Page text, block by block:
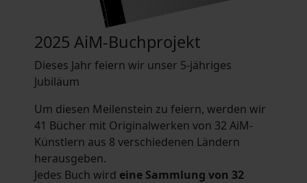
2025 AiM-Buchprojekt
Dieses Jahr feiern wir unser 5-jähriges
Jubiläum
Um diesen Meilenstein zu feiern, werden wir
41 Bücher mit Originalwerken von 32 AiM-
Künstlern aus 8 verschiedenen Ländern
herausgeben.
Jedes Buch wird eine Sammlung von 32